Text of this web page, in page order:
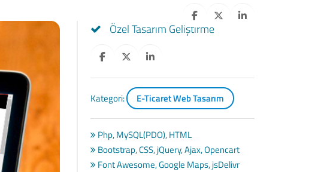
Özel Tasarım Geliştirme
Kategori: E-Ticaret Web Tasarım
Php, MySQL(PDO), HTML
Bootstrap, CSS, jQuery, Ajax, Opencart
Font Awesome, Google Maps, jsDelivr